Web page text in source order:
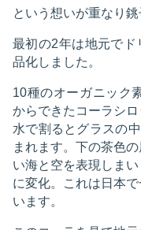
という想いが重なり
最初の2年は地元で
品化しました。
10種のオーガニック
からできたコーラシ
水で割るとグラスの
まれます。下の茶色
い海と空を表現しま
に変化。これは日本
います。